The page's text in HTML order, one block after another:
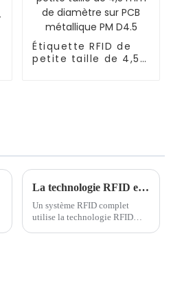
Étiquette RFID de
petite taille de 4,5
La technologie RFID est indispensable pour renforcer l'industrie de fabrication intelligente
Un système RFID complet
utilise la technologie RFID